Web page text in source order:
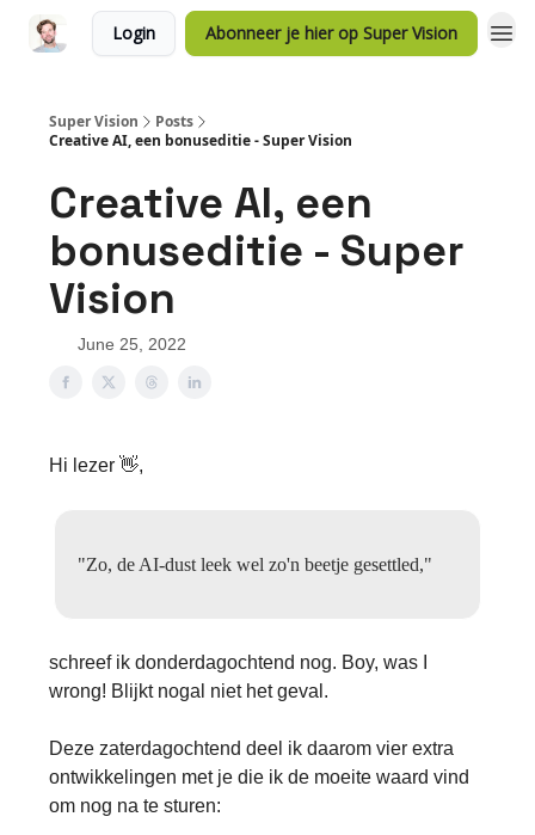
Login Abonneer je hier op Super Vision
Super Vision
Posts
Creative AI, een bonuseditie - Super Vision
Creative AI, een
bonuseditie - Super
Vision
June 25, 2022
Hi lezer 👋,
"Zo, de AI-dust leek wel zo'n beetje gesettled,"
schreef ik donderdagochtend nog. Boy, was I
wrong! Blijkt nogal niet het geval.
Deze zaterdagochtend deel ik daarom vier extra
ontwikkelingen met je die ik de moeite waard vind
om nog na te sturen: